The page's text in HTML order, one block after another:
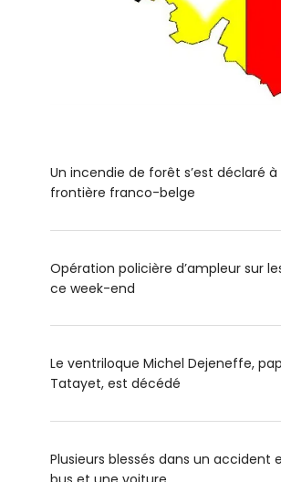
Un incendie de forêt s’est déclaré à
frontière franco-belge
Opération policière d’ampleur sur
ce week-end
Le ventriloque Michel Dejeneffe,
Tatayet, est décédé
Plusieurs blessés dans un accident